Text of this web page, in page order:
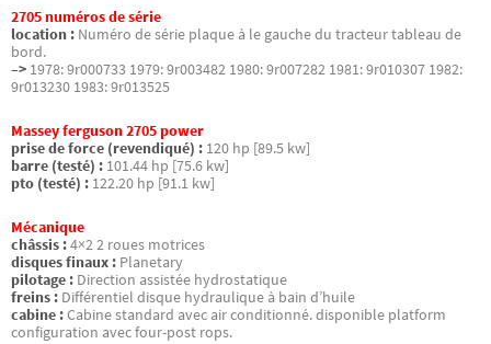
2705 numéros de série
location : Numéro de série plaque à le gauche du tracteur tableau de
bord.
–> 1978: 9r000733 1979: 9r003482 1980: 9r007282 1981: 9r010307 1982:
9r013230 1983: 9r013525
Massey ferguson 2705 power
prise de force (revendiqué) : 120 hp [89.5 kw]
barre (testé) : 101.44 hp [75.6 kw]
pto (testé) : 122.20 hp [91.1 kw]
Mécanique
châssis :4×2 2 roues motrices
disques finaux : Planetary
pilotage : Direction assistée hydrostatique
freins : Différentiel disque hydraulique à bain d’huile
cabine :Cabine standard avec air conditionné. disponible platform
configuration avec four-post rops.